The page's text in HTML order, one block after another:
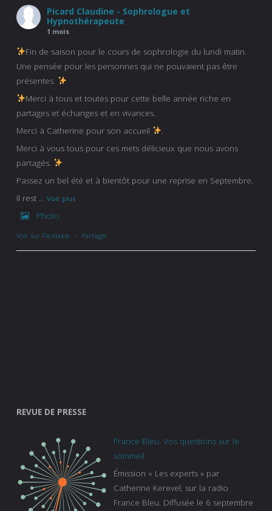
Picard Claudine - Sophrologue et
Hypnothérapeute
1 mois
Fin de saison pour le cours de sophrologie du lundi matin.
Une pensée pour les personnes qui ne pouvaient pas être
présentes.
Merci à tous et toutes pour cette belle année riche en
partages et échanges et en vivances.
Merci à Catherine pour son accueil
Merci à vous tous pour ces mets délicieux que nous avons
partagés.
Passez un bel été et à bientôt pour une reprise en Septembre.
Il rest
Voir plus
Photo
Voir sur Facebook · Partager
REVUE DE PRESSE
France Bleu. Vos questions sur le
sommeil
Émission « Les experts » par
Catherine Kerevel, sur la radio
France Bleu. Diffusée le 6 septembre